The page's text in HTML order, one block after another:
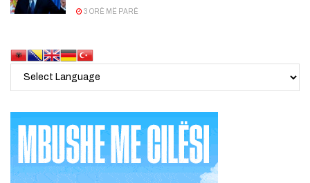
3 ORË MË PARË